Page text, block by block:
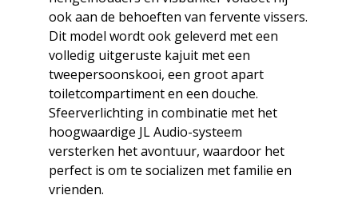
ook aan de behoeften van fervente vissers.
Dit model wordt ook geleverd met een
volledig uitgeruste kajuit met een
tweepersoonskooi, een groot apart
toiletcompartiment en een douche.
Sfeerverlichting in combinatie met het
hoogwaardige JL Audio-systeem
versterken het avontuur, waardoor het
perfect is om te socializen met familie en
vrienden.